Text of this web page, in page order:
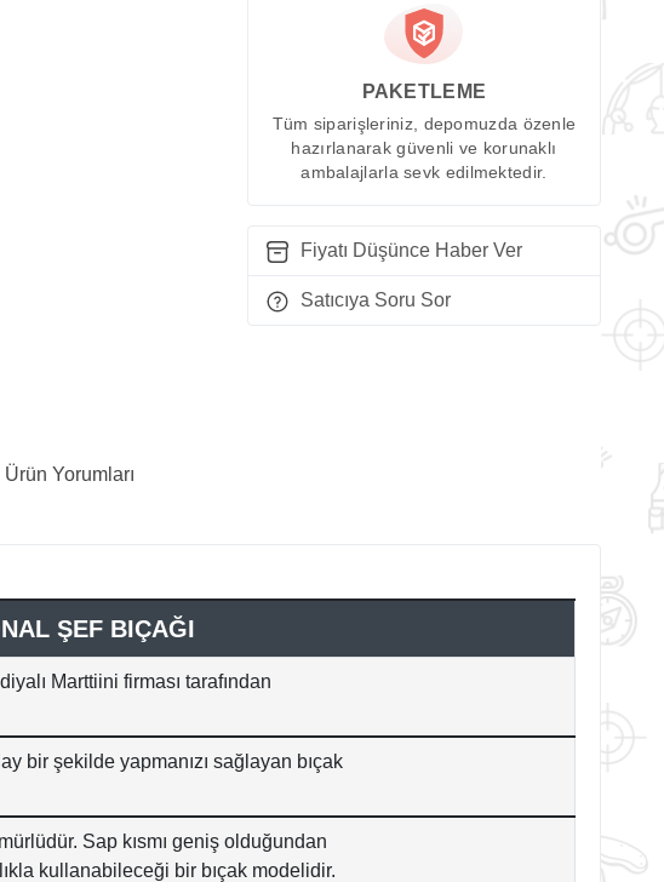
PAKETLEME
Tüm siparişleriniz, depomuzda özenle
hazırlanarak güvenli ve korunaklı
ambalajlarla sevk edilmektedir.
Fiyatı Düşünce Haber Ver
Satıcıya Soru Sor
Ürün Yorumları
ŞEF BIÇAĞI
Marttiini firması tarafından
bir şekilde yapmanızı sağlayan bıçak
Sap kısmı geniş olduğundan
kullanabileceği bir bıçak modelidir.